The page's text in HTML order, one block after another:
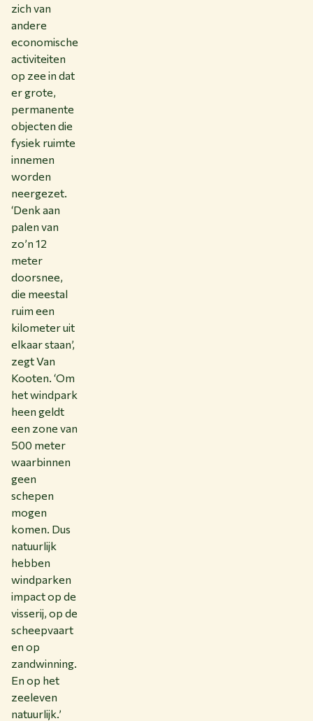
zich van
andere
economische
activiteiten
op zee in dat
er grote,
permanente
objecten die
fysiek ruimte
innemen
worden
neergezet.
‘Denk aan
palen van
zo’n 12
meter
doorsnee,
die meestal
ruim een
kilometer uit
elkaar staan’,
zegt Van
Kooten. ‘Om
het windpark
heen geldt
een zone van
500 meter
waarbinnen
geen
schepen
mogen
komen. Dus
natuurlijk
hebben
windparken
impact op de
visserij, op de
scheepvaart
en op
zandwinning.
En op het
zeeleven
natuurlijk.’